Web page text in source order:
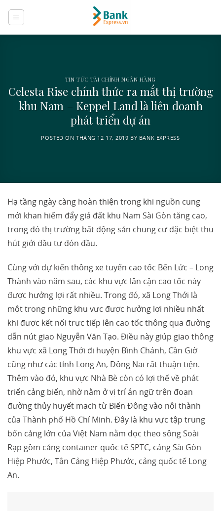
TIN TỨC TÀI CHÍNH NGÂN HÀNG
Celesta Rise chính thức ra mắt thị trường
khu Nam – Keppel Land là liên doanh
phát triển dự án
POSTED ONTHÁNG 12 17, 2019 BY BANK EXPRESS
Hạ tầng ngày càng hoàn thiện trong khi nguồn cung
mới khan hiếm đẩy giá đất khu Nam Sài Gòn tăng cao,
trong đó thị trường bất động sản chung cư đặc biệt thu
hút giới đầu tư đón đầu.
Cùng với dự kiến thông xe tuyến cao tốc Bến Lức – Long
Thành vào năm sau, các khu vực lân cận cao tốc này
được hưởng lợi rất nhiều. Trong đó, xã Long Thới là
một trong những khu vực được hưởng lợi nhiều nhất
khi được kết nối trực tiếp lên cao tốc thông qua đường
dẫn nút giao Nguyễn Văn Tạo. Điều này giúp giao thông
khu vực xã Long Thới đi huyện Bình Chánh, Cần Giờ
cũng như các tỉnh Long An, Đồng Nai rất thuận tiện.
Thêm vào đó, khu vực Nhà Bè còn có lợi thế về phát
triển cảng biển, nhờ nằm ở vị trí án ngữ trên đoạn
đường thủy huyết mạch từ Biển Đông vào nội thành
của Thành phố Hồ Chí Minh. Đây là khu vực tập trung
bốn cảng lớn của Việt Nam nằm dọc theo sông Soài
Rạp gồm cảng container quốc tế SPTC, cảng Sài Gòn
Hiệp Phước, Tân Cảng Hiệp Phước, cảng quốc tế Long
An.